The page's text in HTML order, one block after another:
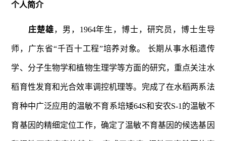
个人简介
庄楚雄，男，1964年生，博士，研究员，博士生导
师，广东省“千百十工程”培养对象。 长期从事水稻遗传
学、分子生物学和植物生理学等方面的研究，重点关注水
稻育性发育和光合效率调控机理等。完成了在水稻两系法
育种中广泛应用的温敏不育系培矮64S和安农S-1的温敏不
育基因的精细定位工作，确定了温敏不育基因的候选基因